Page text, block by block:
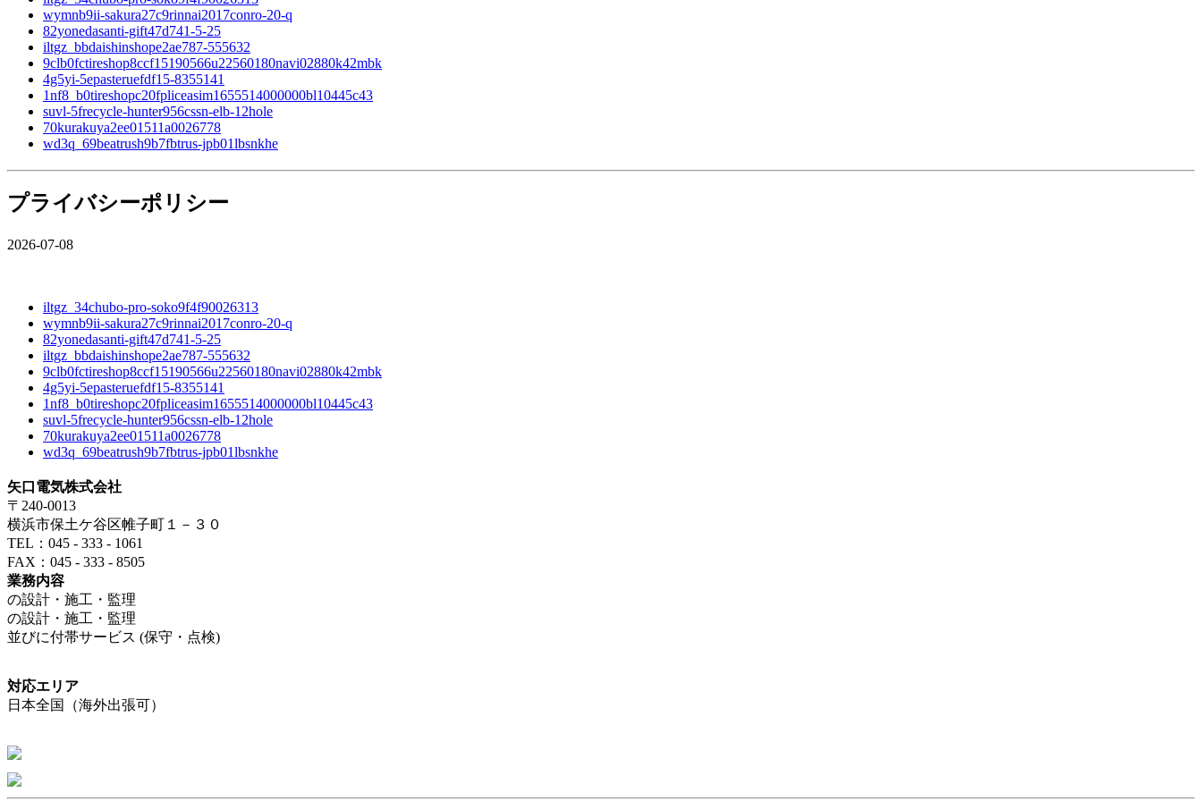
wymnb9ii-sakura27c9rinnai2017conro-20-q
82yonedasanti-gift47d741-5-25
iltgz_bbdaishinshope2ae787-555632
9clb0fctireshop8ccf15190566u22560180navi02880k42mbk
4g5yi-5epasteruefdf15-8355141
1nf8_b0tireshopc20fpliceasim1655514000000bl10445c43
suvl-5frecycle-hunter956cssn-elb-12hole
70kurakuya2ee01511a0026778
wd3q_69beatrush9b7fbtrus-jpb01lbsnkhe
プライバシーポリシー
2026-07-08
iltgz_34chubo-pro-soko9f4f90026313
wymnb9ii-sakura27c9rinnai2017conro-20-q
82yonedasanti-gift47d741-5-25
iltgz_bbdaishinshope2ae787-555632
9clb0fctireshop8ccf15190566u22560180navi02880k42mbk
4g5yi-5epasteruefdf15-8355141
1nf8_b0tireshopc20fpliceasim1655514000000bl10445c43
suvl-5frecycle-hunter956cssn-elb-12hole
70kurakuya2ee01511a0026778
wd3q_69beatrush9b7fbtrus-jpb01lbsnkhe
矢口電気株式会社
〒240-0013
横浜市保土ケ谷区帷子町１－３０
TEL：045 - 333 - 1061
FAX：045 - 333 - 8505
業務内容
の設計・施工・監理
の設計・施工・監理
並びに付帯サービス (保守・点検)
対応エリア
日本全国（海外出張可）